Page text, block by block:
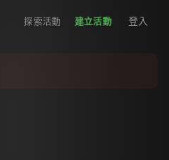
探索活動 建立活動 登入